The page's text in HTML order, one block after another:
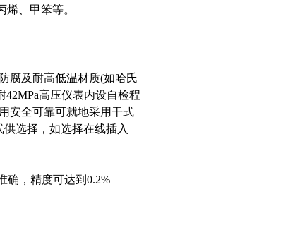
烯、甲笨等。
腐及耐高低温材质(如哈氏
耐42MPa高压仪表内设自检程
安全可靠可就地采用干式
择，如选择在线插入
，精度可达到0.2%